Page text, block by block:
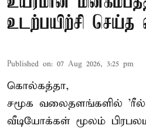
உடற்பயிற்சி செய்த
Published on: 07 Aug 2026, 3:25 pm
கொல்கத்தா,
சமூக வலைதளங்களில் '
வீடியோக்கள் மூலம்